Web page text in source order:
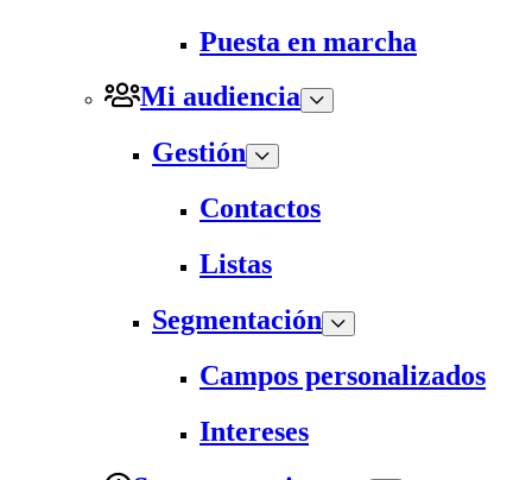
Puesta en marcha
Mi audiencia
Gestión
Contactos
Listas
Segmentación
Campos personalizados
Intereses